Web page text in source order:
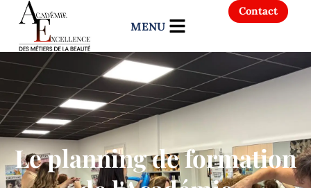
Contact
Le planning de formation